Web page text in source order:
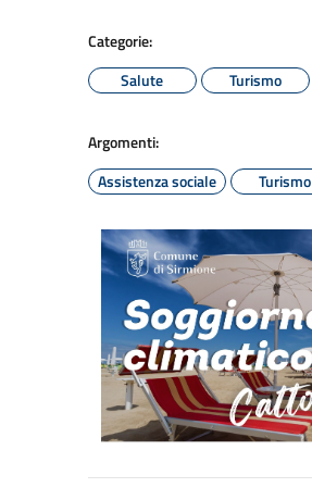
Categorie:
Salute
Turismo
Argomenti:
Assistenza sociale
Turismo